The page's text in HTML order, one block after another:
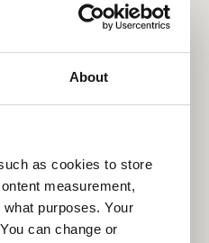
About
as cookies to store
measurement,
purposes. Your
can change or